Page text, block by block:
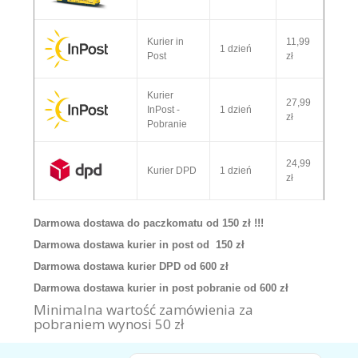
Kurier in
Post
1 dzień
11,99
zł
Kurier
InPost -
Pobranie
1 dzień
27,99
zł
Kurier DPD 1 dzień
24,99
zł
Darmowa dostawa do paczkomatu od 150 zł !!!
Darmowa dostawa kurier in post od 150 zł
Darmowa dostawa kurier DPD od 600 zł
Darmowa dostawa kurier in post pobranie od 600 zł
Minimalna wartość zamówienia za
pobraniem wynosi 50 zł